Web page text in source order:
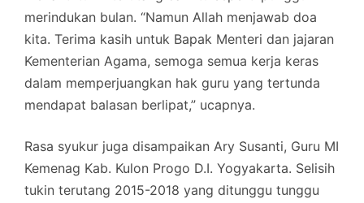
merindukan bulan. “Namun Allah menjawab doa
kita. Terima kasih untuk Bapak Menteri dan jajaran
Kementerian Agama, semoga semua kerja keras
dalam memperjuangkan hak guru yang tertunda
mendapat balasan berlipat,” ucapnya.
Rasa syukur juga disampaikan Ary Susanti, Guru MI
Kemenag Kab. Kulon Progo D.I. Yogyakarta. Selisih
tukin terutang 2015-2018 yang ditunggu tunggu